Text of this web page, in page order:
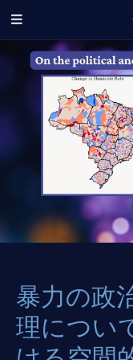
暴力の政
理につい